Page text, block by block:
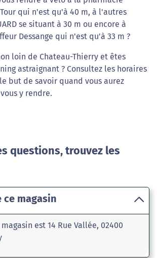
qui n'est qu'à 40 m, à l'autres
se situant à 30 m ou encore à
Dessange qui n'est qu'à 33 m ?
loin de Chateau-Thierry et êtes
astraignant ? Consultez les horaires
but de savoir quand vous aurez
y rendre.
questions, trouvez les
ce magasin
est 14 Rue Vallée, 02400